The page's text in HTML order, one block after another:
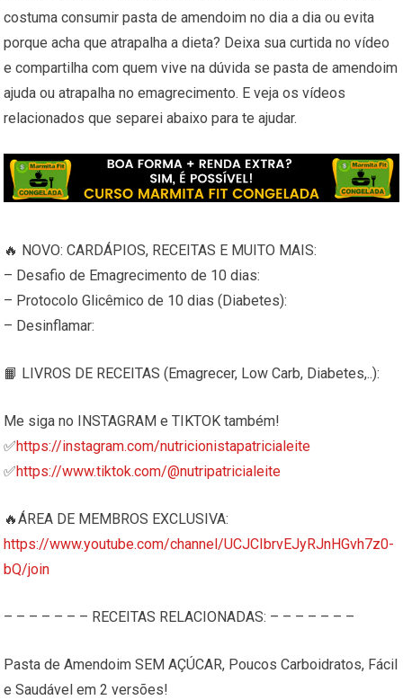
costuma consumir pasta de amendoim no dia a dia ou evita
porque acha que atrapalha a dieta? Deixa sua curtida no vídeo
e compartilha com quem vive na dúvida se pasta de amendoim
ajuda ou atrapalha no emagrecimento. E veja os vídeos
relacionados que separei abaixo para te ajudar.
🔥 NOVO: CARDÁPIOS, RECEITAS E MUITO MAIS:
– Desafio de Emagrecimento de 10 dias:
– Protocolo Glicêmico de 10 dias (Diabetes):
– Desinflamar:
📙 LIVROS DE RECEITAS (Emagrecer, Low Carb, Diabetes,..):
Me siga no INSTAGRAM e TIKTOK também!
✅https://instagram.com/nutricionistapatricialeite
✅https://www.tiktok.com/@nutripatricialeite
🔥ÁREA DE MEMBROS EXCLUSIVA:
https://www.youtube.com/channel/UCJCIbrvEJyRJnHGvh7z0-
bQ/join
– – – – – – – RECEITAS RELACIONADAS: – – – – – – –
Pasta de Amendoim SEM AÇÚCAR, Poucos Carboidratos, Fácil
e Saudável em 2 versões!